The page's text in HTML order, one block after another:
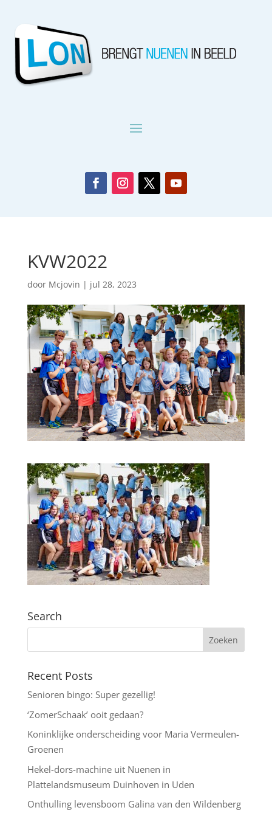
KVW2022
door Mcjovin | jul 28, 2023
Search
Recent Posts
Senioren bingo: Super gezellig!
‘ZomerSchaak’ ooit gedaan?
Koninklijke onderscheiding voor Maria Vermeulen-
Groenen
Hekel-dors-machine uit Nuenen in
Plattelandsmuseum Duinhoven in Uden
Onthulling levensboom Galina van den Wildenberg